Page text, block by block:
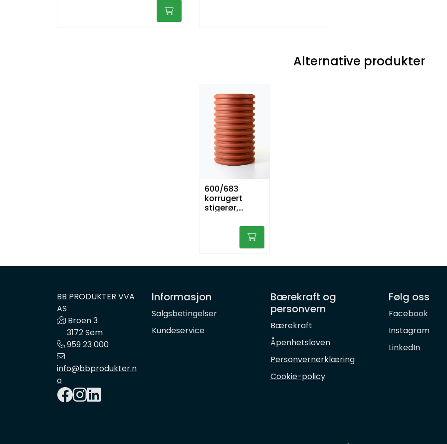
Alternative produkter
600/683
korrugert
stigerør,
BB PRODUKTER VVA
AS
Broen 3
3172 Sem
959 23 000
info@bbprodukter.n
o
Informasjon
Salgsbetingelser
Kundeservice
Bærekraft og
personvern
Bærekraft
Åpenhetsloven
Personvernerklæring
Cookie-policy
Følg oss
Facebook
Instagram
LinkedIn